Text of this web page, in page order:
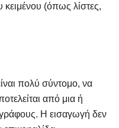
κειμένου (όπως λίστες,
πολύ σύντομο, να
από μια ή
Η εισαγωγή δεν